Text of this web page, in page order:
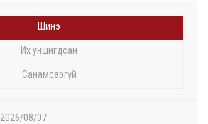
Шинэ
Их уншигдсан
Санамсаргүй
2026/08/07